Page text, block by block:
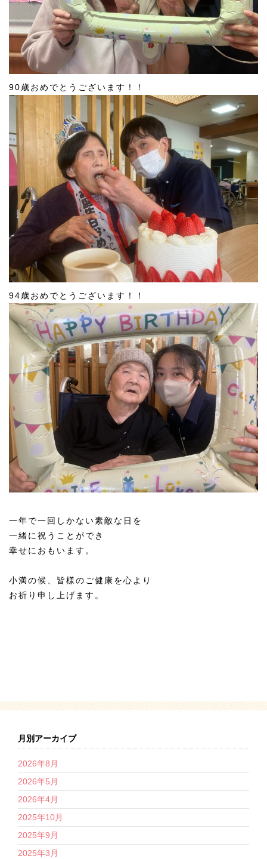
90歳おめでとうございます！！
94歳おめでとうございます！！
一年で一回しかない素敵な日を
一緒に祝うことができ
幸せにおもいます。
小満の候、皆様のご健康を心より
お祈り申し上げます。
月別アーカイブ
2026年8月
2026年5月
2026年4月
2025年10月
2025年9月
2025年3月